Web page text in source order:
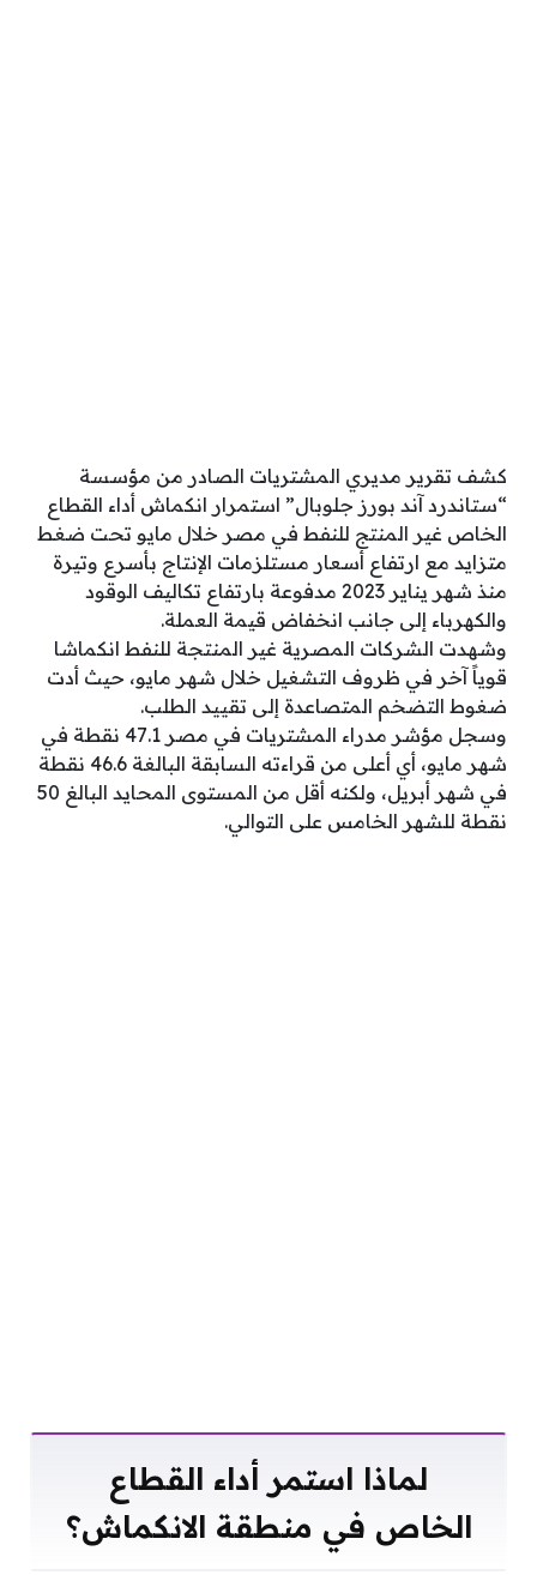
كشف تقرير مديري المشتريات الصادر من مؤسسة
“ستاندرد آند بورز جلوبال” استمرار انكماش أداء القطاع
الخاص غير المنتج للنفط في مصر خلال مايو تحت ضغط
متزايد مع ارتفاع أسعار مستلزمات الإنتاج بأسرع وتيرة
منذ شهر يناير 2023 مدفوعة بارتفاع تكاليف الوقود
والكهرباء إلى جانب انخفاض قيمة العملة.
وشهدت الشركات المصرية غير المنتجة للنفط انكماشا
قوياً آخر في ظروف التشغيل خلال شهر مايو، حيث أدت
ضغوط التضخم المتصاعدة إلى تقييد الطلب.
وسجل مؤشر مدراء المشتريات في مصر 47.1 نقطة في
شهر مايو، أي أعلى من قراءته السابقة البالغة 46.6 نقطة
في شهر أبريل، ولكنه أقل من المستوى المحايد البالغ 50
نقطة للشهر الخامس على التوالي.
لماذا استمر أداء القطاع
الخاص في منطقة الانكماش؟